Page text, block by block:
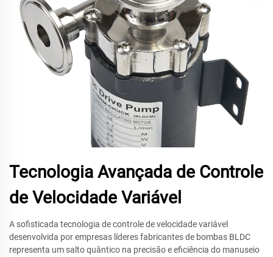
Tecnologia Avançada de Controle
de Velocidade Variável
A sofisticada tecnologia de controle de velocidade variável
desenvolvida por empresas líderes fabricantes de bombas BLDC
representa um salto quântico na precisão e eficiência do manuseio